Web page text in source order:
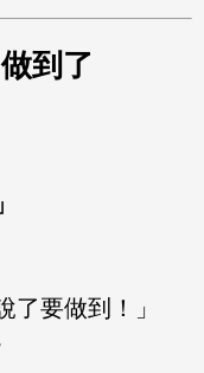
到了
要做到！」